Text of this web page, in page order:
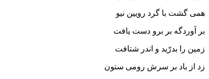
همى گشت با گرد رویین نیو
بر آوردگه بر برو دست یافت
زمین را بدرّید و اندر شتافت‏
زد از باد بر سرش رومى ستون